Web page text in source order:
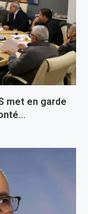
met en garde